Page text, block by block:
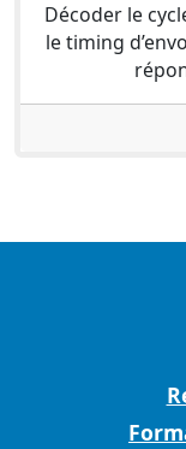
Décoder le
le timing